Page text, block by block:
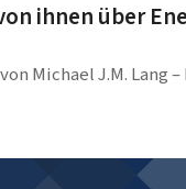
ihnen über
von Michael J.M. Lang